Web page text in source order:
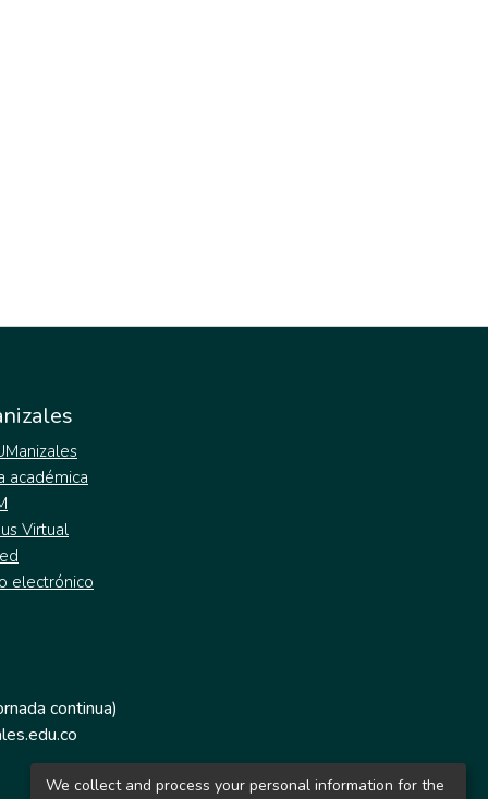
académica
Virtual
electrónico
continua)
We collect and process your personal information for the